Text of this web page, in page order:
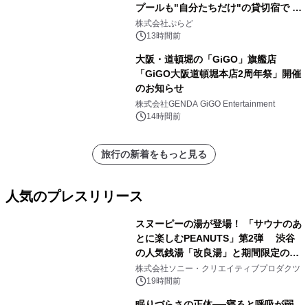
プールも"自分たちだけ"の貸切宿で 1
日1組限定「岩屋温泉 絵島別庭 海と
森」の握り寿司プラン
株式会社ぷらど
13時間前
大阪・道頓堀の「GiGO」旗艦店
「GiGO大阪道頓堀本店2周年祭」開催
のお知らせ
株式会社GENDA GiGO Entertainment
14時間前
旅行の新着をもっと見る
人気のプレスリリース
スヌーピーの湯が登場！ 「サウナのあ
とに楽しむPEANUTS」第2弾 渋谷
の人気銭湯「改良湯」と期間限定のコ
ラボレーション サウナイキタイコラ
ボグッズも発売決定！
株式会社ソニー・クリエイティブプロダクツ
19時間前